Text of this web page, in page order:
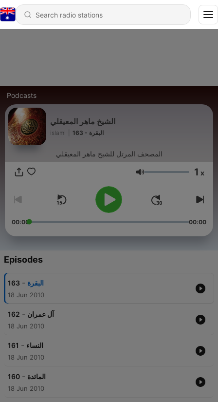
Podcasts
الشيخ ماهر المعيقلي
islami 163 - البقرة
المصحف المرتل للشيخ ماهر المعيقلي
Volume 1 x
00:00 00:00
Episodes
163 - البقرة
18 Jun 2010
162 - آل عمران
18 Jun 2010
161 - النساء
18 Jun 2010
160 - المائدة
18 Jun 2010